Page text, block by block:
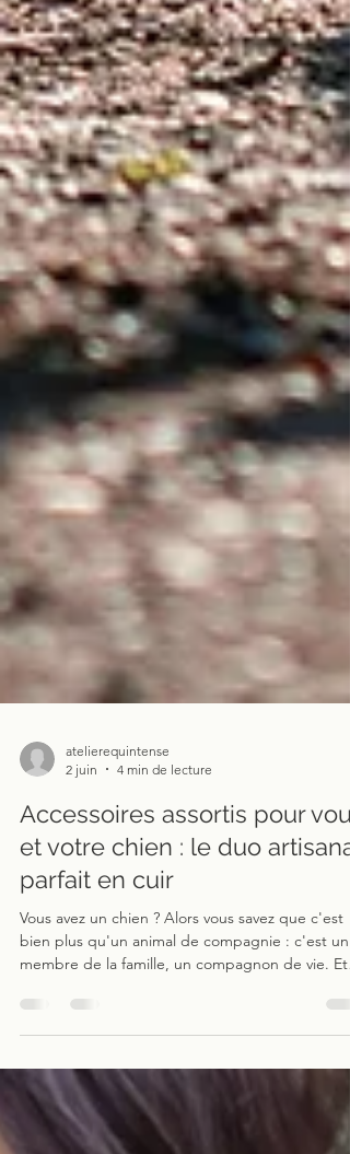
atelierequintense
Accessoires assortis pour vous
et votre chien : le duo artisanal
parfait en cuir
Vous avez un chien ? Alors vous savez que c'est
bien plus qu'un animal de compagnie : c'est un
comme tout membre de la famille, il mérite
habillé avec goût et élégance. Chez Equ'Intense,
je crée des accessoires en cuir qui vous